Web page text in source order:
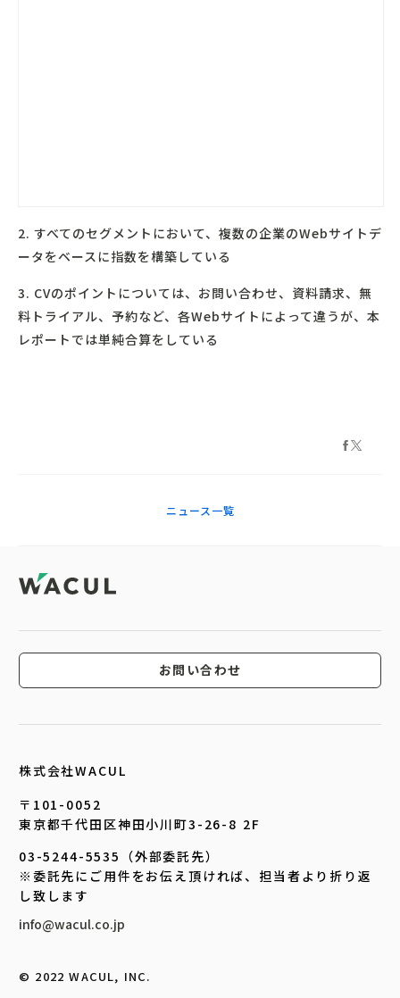
2. すべてのセグメントにおいて、複数の企業のWebサイトデ
ータをベースに指数を構築している
3. CVのポイントについては、お問い合わせ、資料請求、無
料トライアル、予約など、各Webサイトによって違うが、本
レポートでは単純合算をしている
ニュース一覧
お問い合わせ
株式会社WACUL
〒101-0052
東京都千代田区神田小川町3-26-8 2F
03-5244-5535（外部委託先）
※委託先にご用件をお伝え頂ければ、担当者より折り返
し致します
info@wacul.co.jp
©︎ 2022 WACUL, INC.